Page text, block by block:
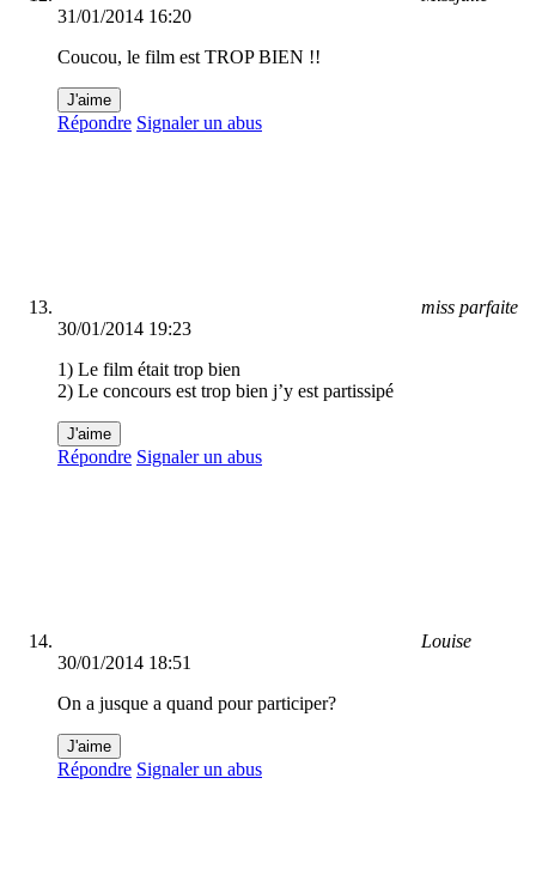
31/01/2014 16:20
Coucou, le film est TROP BIEN !!
J'aime
Répondre Signaler un abus
miss parfaite
30/01/2014 19:23
1) Le film était trop bien
2) Le concours est trop bien j’y est partissipé
J'aime
Répondre Signaler un abus
Louise
30/01/2014 18:51
On a jusque a quand pour participer?
J'aime
Répondre Signaler un abus